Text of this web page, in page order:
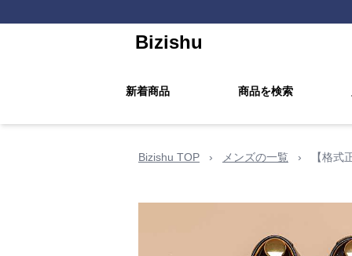
Bizishu
新着商品 商品を検索
Bizishu TOP › メンズの一覧 › 【格